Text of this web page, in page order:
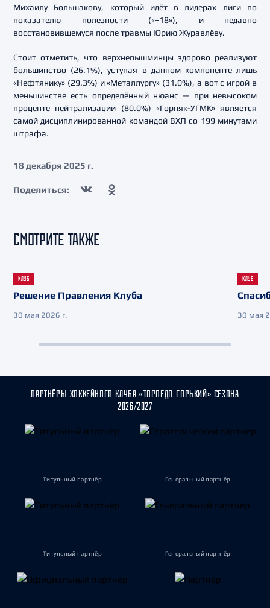
Михаилу Большакову, который идёт в лидерах лиги по
показателю полезности («+18»), и недавно
восстановившемуся после травмы Юрию Журавлёву.
Стоит отметить, что верхнепышминцы здорово реализуют
большинство (26.1%), уступая в данном компоненте лишь
«Нефтянику» (29.3%) и «Металлургу» (31.0%), а вот с игрой в
меньшинстве есть определённый нюанс — при невысоком
проценте нейтрализации (80.0%) «Горняк-УГМК» является
самой дисциплинированной командой ВХЛ со 199 минутами
штрафа.
18 декабря 2025 г.
Поделиться:
СМОТРИТЕ ТАКЖЕ
КЛУБ
Решение Правления Клуба
30 мая 2026 г.
КЛУБ
30 мая
ПАРТНЁРЫ ХОККЕЙНОГО КЛУБА «ТОРПЕДО-ГОРЬКИЙ» СЕЗОНА
2026/2027
Титульный партнёр Генеральный партнёр
Титульный партнёр Генеральный партнёр